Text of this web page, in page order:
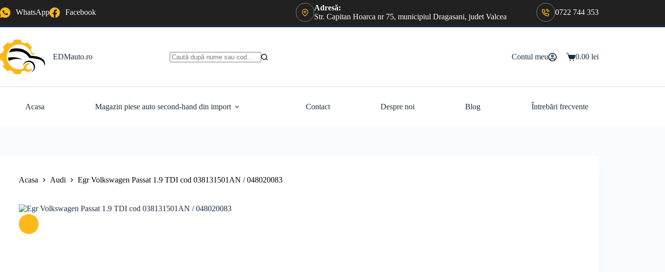
la
WhatsApp Facebook
Adresă:
Str. Capitan Hoarca nr 75, municipiul Dragasani, judet Valcea
0722 744 353
EDMauto.ro
Contul meu
Coș0.00 lei
Acasa Magazin piese auto second-hand din import Contact Despre noi Blog Întrebări frecvente
Acasa Audi Egr Volkswagen Passat 1.9 TDI cod 038131501AN / 048020083